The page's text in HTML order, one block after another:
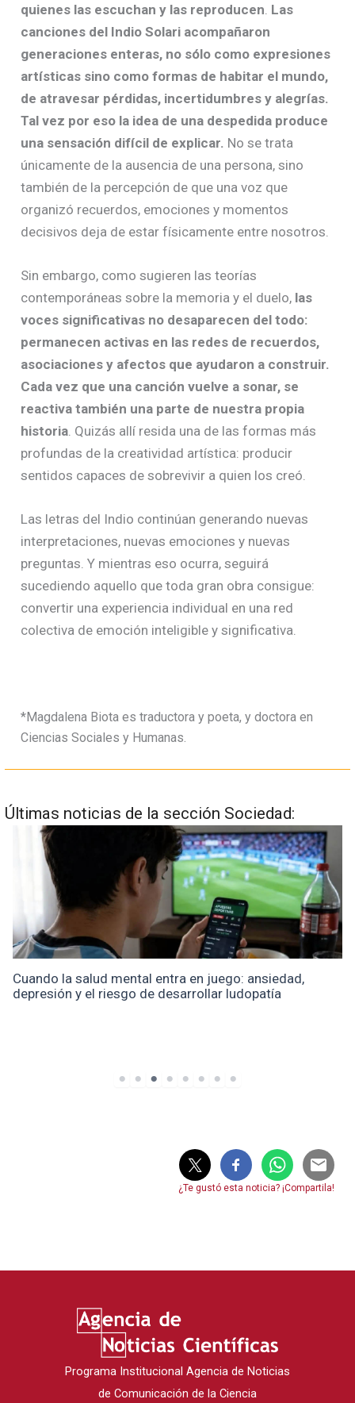
quienes las escuchan y las reproducen Las
canciones del Indio Solari acompañaron
generaciones enteras, no sólo como expresiones
artísticas sino como formas de habitar el mundo,
de atravesar pérdidas, incertidumbres y alegrías.
Tal vez por eso la idea de una despedida produce
una sensación difícil de explicar. No se trata
únicamente de la ausencia de una persona, sino
también de la percepción de que una voz que
organizó recuerdos, emociones y momentos
decisivos deja de estar físicamente entre nosotros.
Sin embargo, como sugieren las teorías
contemporáneas sobre la memoria y el duelo, las
voces significativas no desaparecen del todo:
permanecen activas en las redes de recuerdos,
asociaciones y afectos que ayudaron a construir.
Cada vez que una canción vuelve a sonar, se
reactiva también una parte de nuestra propia
historia. Quizás allí resida una de las formas más
profundas de la creatividad artística: producir
sentidos capaces de sobrevivir a quien los creó.
Las letras del Indio continúan generando nuevas
interpretaciones, nuevas emociones y nuevas
preguntas. Y mientras eso ocurra, seguirá
sucediendo aquello que toda gran obra consigue:
convertir una experiencia individual en una red
colectiva de emoción inteligible y significativa.
*Magdalena Biota es traductora y poeta, y doctora en
Ciencias Sociales y Humanas.
Últimas noticias de la sección Sociedad:
Cuando la salud mental entra en juego: ansiedad,
depresión y el riesgo de desarrollar ludopatía
¿Te gustó esta noticia? ¡Compartila!
Programa Institucional Agencia de Noticias
de Comunicación de la Ciencia